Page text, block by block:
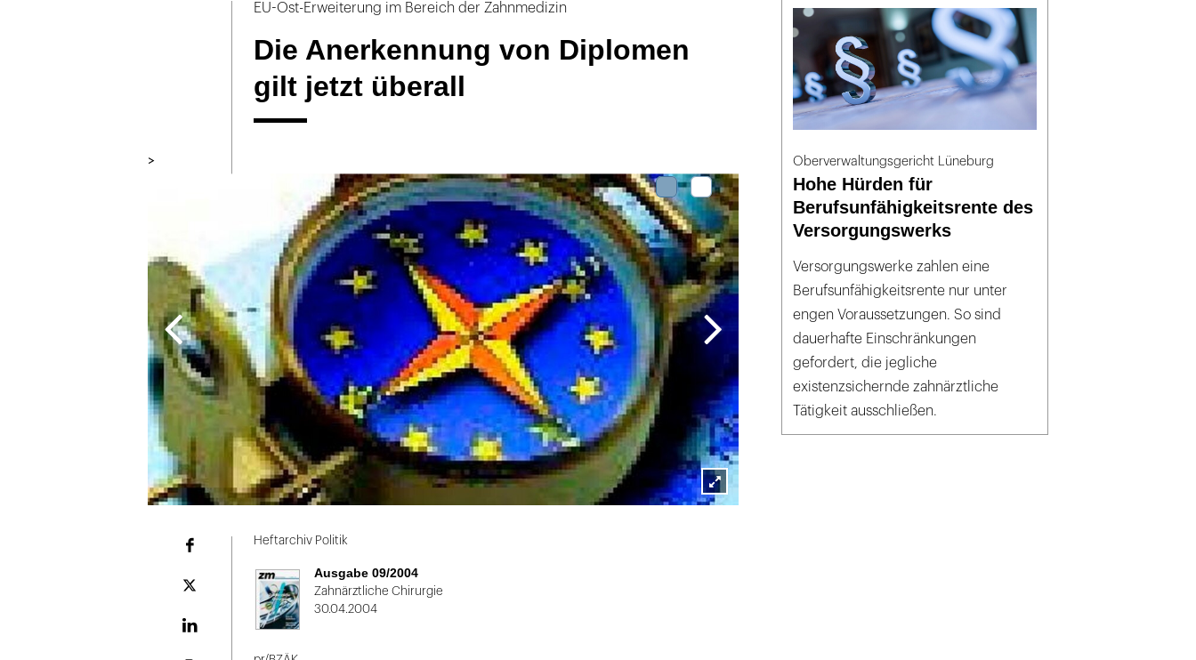
EU-Ost-Erweiterung im Bereich der Zahnmedizin
Die Anerkennung von Diplomen
gilt jetzt überall
>
Lightbox
Plattform
Heftarchiv Politik
Ausgabe 09/2004
Zahnärztliche Chirurgie
30.04.2004
Oberverwaltungsgericht Lüneburg
Hohe Hürden für
Berufsunfähigkeitsrente des
Versorgungswerks
Versorgungswerke zahlen eine
Berufsunfähigkeitsrente nur unter
engen Voraussetzungen. So sind
dauerhafte Einschränkungen
gefordert, die jegliche
existenzsichernde zahnärztliche
Tätigkeit ausschließen.